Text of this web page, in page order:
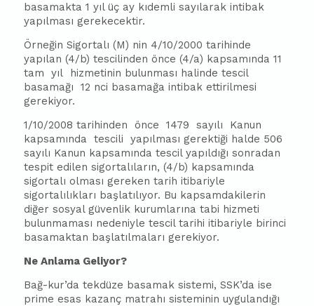
basamakta 1 yıl üç ay kıdemli sayılarak intibak
yapılması gerekecektir.
Örneğin Sigortalı (M) nin 4/10/2000 tarihinde
yapılan (4/b) tescilinden önce (4/a) kapsamında 11
tam yıl hizmetinin bulunması halinde tescil
basamağı 12 nci basamağa intibak ettirilmesi
gerekiyor.
1/10/2008 tarihinden önce 1479 sayılı Kanun
kapsamında tescili yapılması gerektiği halde 506
sayılı Kanun kapsamında tescil yapıldığı sonradan
tespit edilen sigortalıların, (4/b) kapsamında
sigortalı olması gereken tarih itibariyle
sigortalılıkları başlatılıyor. Bu kapsamdakilerin
diğer sosyal güvenlik kurumlarına tabi hizmeti
bulunmaması nedeniyle tescil tarihi itibariyle birinci
basamaktan başlatılmaları gerekiyor.
Ne Anlama Geliyor?
Bağ-kur’da tekdüze basamak sistemi, SSK’da ise
prime esas kazanç matrahı sisteminin uygulandığı